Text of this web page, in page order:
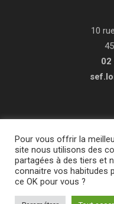
10
02
Pour vous offrir la
site nous utilisons des
partagées à des tiers et
connaitre vos habitudes
ce OK pour vous ?